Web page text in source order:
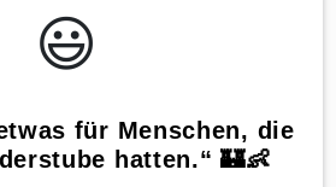
😃️
für Menschen, die
hatten.“ 🏰👶